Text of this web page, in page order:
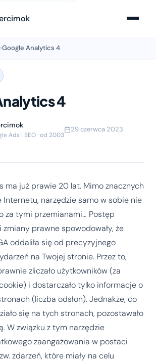
›Google Analytics 4
4
Ads i SEO · od 2003
29 czerwca 2023
ma już prawie 20 lat. Mimo znacznych
Internetu, narzędzie samo w sobie nie
za tymi przemianami… Postęp
prawne spowodowały, że
oddaliła się od precyzyjnego
na Twojej stronie. Przez to,
zliczało użytkowników (za
i dostarczało tylko informacje o
(liczba odsłon). Jednakże, co
się na tych stronach, pozostawało
W związku z tym narzędzie
zaangażowania w postaci
zdarzeń, które miały na celu